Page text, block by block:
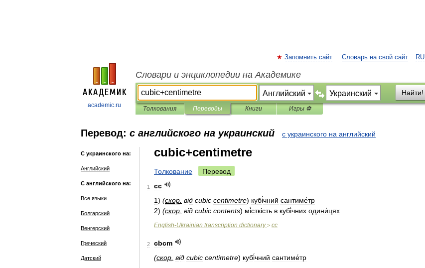
academic.ru
RU
Запомнить сайт Словарь на свой сайт
Словари и энциклопедии на Академике
Найти!
Толкования Переводы Книги Игры ⚽
Перевод: с английского на украинский с украинского на английский
С украинского на:
Английский
С английского на:
Все языки
Болгарский
Венгерский
Греческий
Датский
cubic+centimetre
Толкование Перевод
1
cc
1) (скор від cubic centimetre) кубі́чний сантиме́тр
2) (скор від cubic contents) мі́сткість в кубі́чних одини́цях
English-Ukrainian transcription dictionary > cc
2
cbcm
(скор від cubic centimetre) кубі́чний сантиме́тр